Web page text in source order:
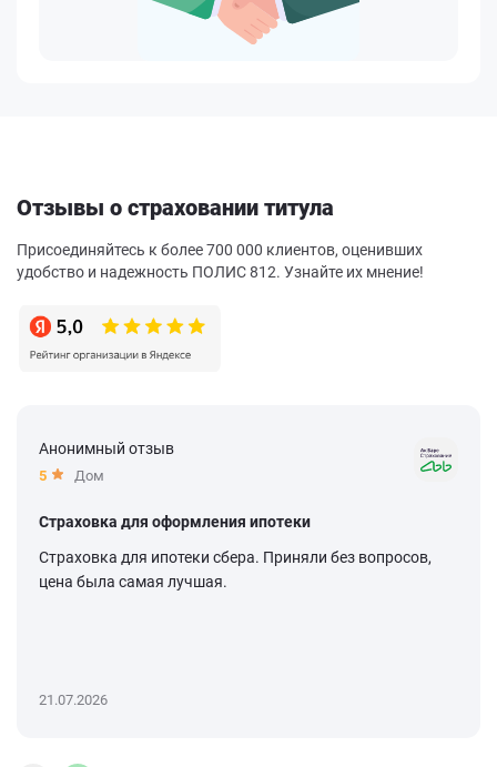
Отзывы о страховании титула
Присоединяйтесь к более 700 000 клиентов, оценивших
удобство и надежность ПОЛИС 812. Узнайте их мнение!
Анонимный отзыв
5 Дом
Страховка для оформления ипотеки
Страховка для ипотеки сбера. Приняли без вопросов,
цена была самая лучшая.
21.07.2026